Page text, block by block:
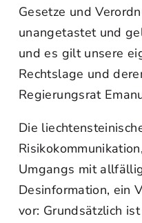
Gesetze und
unangetastet und
und es gilt unsere
Rechtslage und
Regierungsrat
Die
Umgangs mit
Desinformation, ein
vor: Grundsätzlich